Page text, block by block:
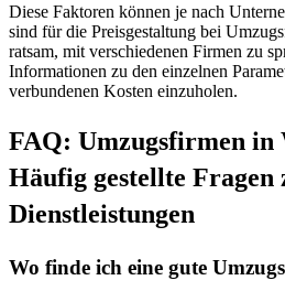
Diese Faktoren können je nach
sind für die Preisgestaltung bei
ratsam, mit verschiedenen Firmen zu
Informationen zu den einzelnen
verbundenen Kosten einzuholen.
FAQ: Umzugsfirmen in
Häufig gestellte Fragen
Dienstleistungen
Wo finde ich eine gute